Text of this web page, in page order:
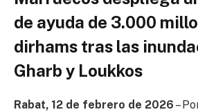
de ayuda de 3.000
dirhams tras las
Gharb y Loukkos
Rabat, 12 de febrero de 2026 –